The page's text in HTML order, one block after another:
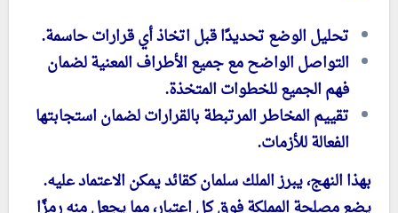
تحليل الوضع تحديدًا قبل اتخاذ أي قرارات حاسمة.
التواصل الواضح مع جميع الأطراف المعنية لضمان
فهم الجميع للخطوات المتخذة.
تقييم المخاطر المرتبطة بالقرارات لضمان استجابتها
الفعالة للأزمات.
بهذا النهج، يبرز الملك سلمان كقائد يمكن الاعتماد عليه.